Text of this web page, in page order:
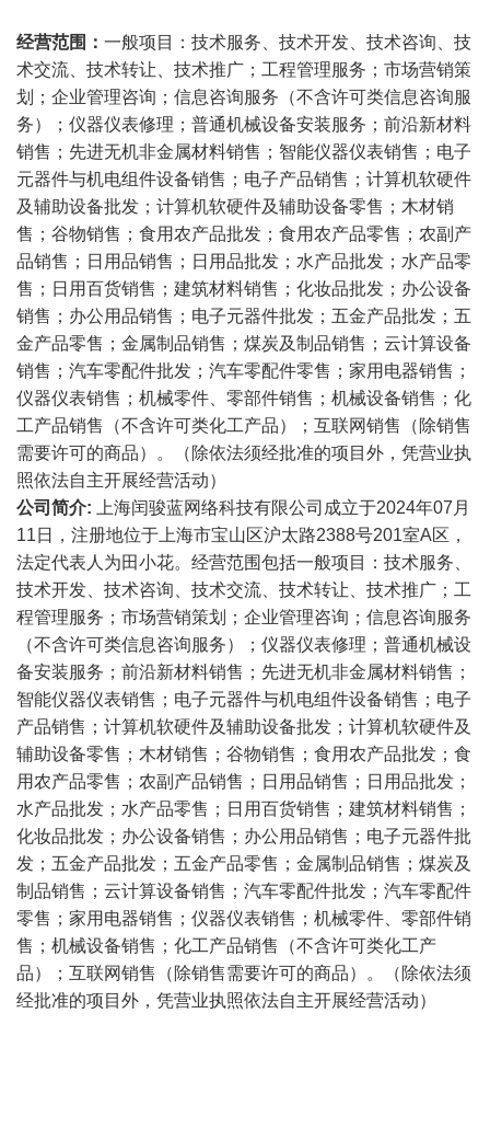
经营范围： 一般项目：技术服务、技术开发、技术咨询、技
术交流、技术转让、技术推广；工程管理服务；市场营销策
划；企业管理咨询；信息咨询服务（不含许可类信息咨询服
务）；仪器仪表修理；普通机械设备安装服务；前沿新材料
销售；先进无机非金属材料销售；智能仪器仪表销售；电子
元器件与机电组件设备销售；电子产品销售；计算机软硬件
及辅助设备批发；计算机软硬件及辅助设备零售；木材销
售；谷物销售；食用农产品批发；食用农产品零售；农副产
品销售；日用品销售；日用品批发；水产品批发；水产品零
售；日用百货销售；建筑材料销售；化妆品批发；办公设备
销售；办公用品销售；电子元器件批发；五金产品批发；五
金产品零售；金属制品销售；煤炭及制品销售；云计算设备
销售；汽车零配件批发；汽车零配件零售；家用电器销售；
仪器仪表销售；机械零件、零部件销售；机械设备销售；化
工产品销售（不含许可类化工产品）；互联网销售（除销售
需要许可的商品）。（除依法须经批准的项目外，凭营业执
照依法自主开展经营活动）
公司简介: 上海闰骏蓝网络科技有限公司成立于2024年07月
11日，注册地位于上海市宝山区沪太路2388号201室A区，
法定代表人为田小花。经营范围包括一般项目：技术服务、
技术开发、技术咨询、技术交流、技术转让、技术推广；工
程管理服务；市场营销策划；企业管理咨询；信息咨询服务
（不含许可类信息咨询服务）；仪器仪表修理；普通机械设
备安装服务；前沿新材料销售；先进无机非金属材料销售；
智能仪器仪表销售；电子元器件与机电组件设备销售；电子
产品销售；计算机软硬件及辅助设备批发；计算机软硬件及
辅助设备零售；木材销售；谷物销售；食用农产品批发；食
用农产品零售；农副产品销售；日用品销售；日用品批发；
水产品批发；水产品零售；日用百货销售；建筑材料销售；
化妆品批发；办公设备销售；办公用品销售；电子元器件批
发；五金产品批发；五金产品零售；金属制品销售；煤炭及
制品销售；云计算设备销售；汽车零配件批发；汽车零配件
零售；家用电器销售；仪器仪表销售；机械零件、零部件销
售；机械设备销售；化工产品销售（不含许可类化工产
品）；互联网销售（除销售需要许可的商品）。（除依法须
经批准的项目外，凭营业执照依法自主开展经营活动）